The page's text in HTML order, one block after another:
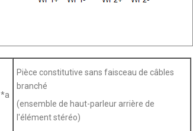
*a
Pièce constitutive sans faisceau de câbles
branché
(ensemble de haut-parleur arrière de
l'élément stéréo)